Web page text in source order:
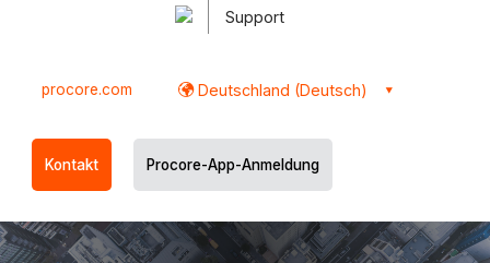
Support
procore.com Deutschland (Deutsch)
Kontakt Procore-App-Anmeldung